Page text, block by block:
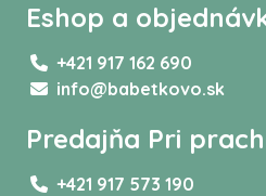
Eshop a
+421 917 162 690
info@babetkovo.sk
Predajňa Pri
+421 917 573 190